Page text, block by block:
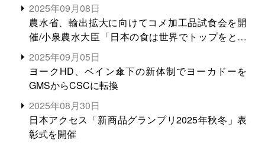
2025年09月08日
農水省、輸出拡大に向けてコメ加工品試食会を開
催/小泉農水大臣「日本の食は世界でトップをとれ
る。米増産に向けて、米輸出需要の拡大を」
2025年09月05日
ヨークHD、ベイン傘下の新体制でヨーカドーを
GMSからCSCに転換
2025年08月30日
日本アクセス「新商品グランプリ2025年秋冬」表
彰式を開催